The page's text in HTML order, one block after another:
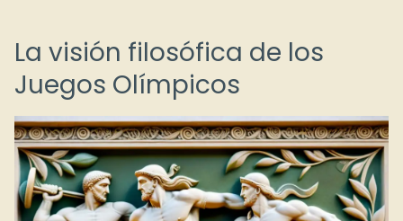
La visión filosófica de los
Juegos Olímpicos